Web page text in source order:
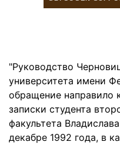
"Руководство
университета имени
обращение направило
записки студента
факультета
декабре 1992 года, в